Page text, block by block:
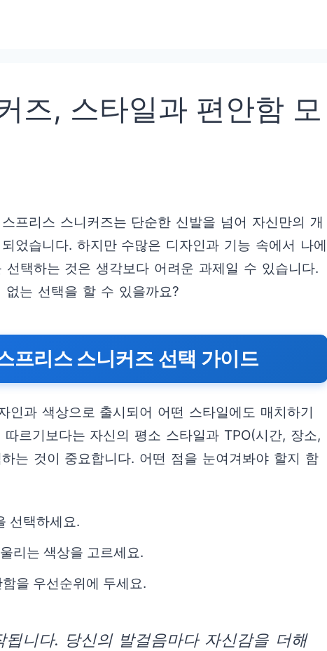
즈, 스타일과 편안함 모
프리스 스니커즈는 단순한 신발을 넘어 자신만의 개
었습니다. 하지만 수많은 디자인과 기능 속에서 나에
택하는 것은 생각보다 어려운 과제일 수 있습니다.
는 선택을 할 수 있을까요?
프리스 스니커즈 선택 가이드
인과 색상으로 출시되어 어떤 스타일에도 매치하기
르기보다는 자신의 평소 스타일과 TPO(시간, 장소,
는 것이 중요합니다. 어떤 점을 눈여겨봐야 할지 함
선택하세요.
리는 색상을 고르세요.
을 우선순위에 두세요.
됩니다. 당신의 발걸음마다 자신감을 더해